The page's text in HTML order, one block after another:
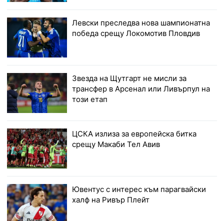
Левски преследва нова шампионатна
победа срещу Локомотив Пловдив
Звезда на Щутгарт не мисли за
трансфер в Арсенал или Ливърпул на
този етап
ЦСКА излиза за европейска битка
срещу Макаби Тел Авив
Ювентус с интерес към парагвайски
халф на Ривър Плейт